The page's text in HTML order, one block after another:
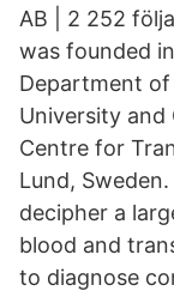
AB | 2 252
was founded
Department
University and
Centre for
Lund,
decipher a
blood and
to diagnose